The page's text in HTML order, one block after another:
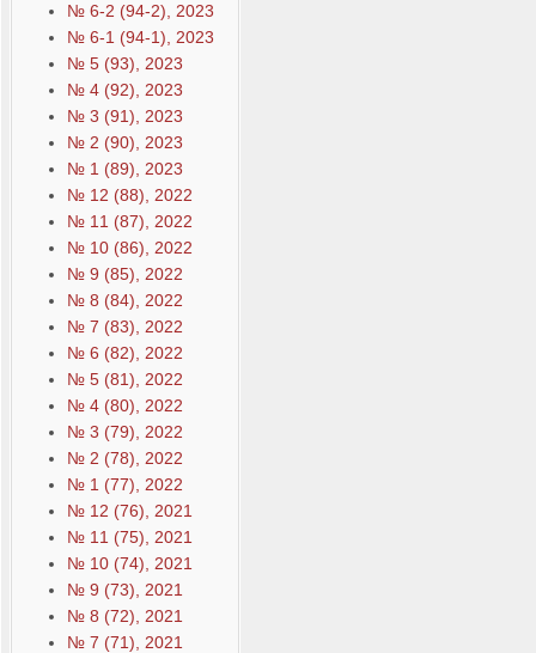
№ 6-2 (94-2), 2023
№ 6-1 (94-1), 2023
№ 5 (93), 2023
№ 4 (92), 2023
№ 3 (91), 2023
№ 2 (90), 2023
№ 1 (89), 2023
№ 12 (88), 2022
№ 11 (87), 2022
№ 10 (86), 2022
№ 9 (85), 2022
№ 8 (84), 2022
№ 7 (83), 2022
№ 6 (82), 2022
№ 5 (81), 2022
№ 4 (80), 2022
№ 3 (79), 2022
№ 2 (78), 2022
№ 1 (77), 2022
№ 12 (76), 2021
№ 11 (75), 2021
№ 10 (74), 2021
№ 9 (73), 2021
№ 8 (72), 2021
№ 7 (71), 2021